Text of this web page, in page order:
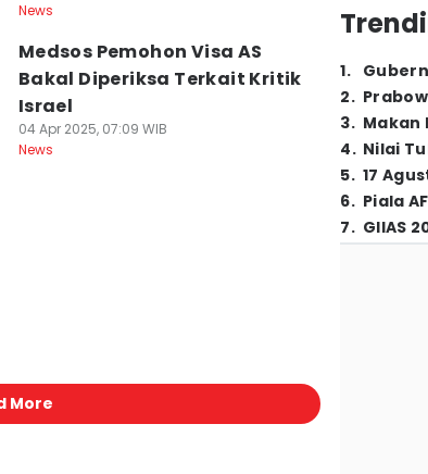
News
Medsos Pemohon Visa AS
Bakal Diperiksa Terkait Kritik
Israel
04 Apr 2025, 07:09 WIB
News
More
1.
2.
3. Makan
4. Nilai
5. 17
6. Piala
7. GIIAS